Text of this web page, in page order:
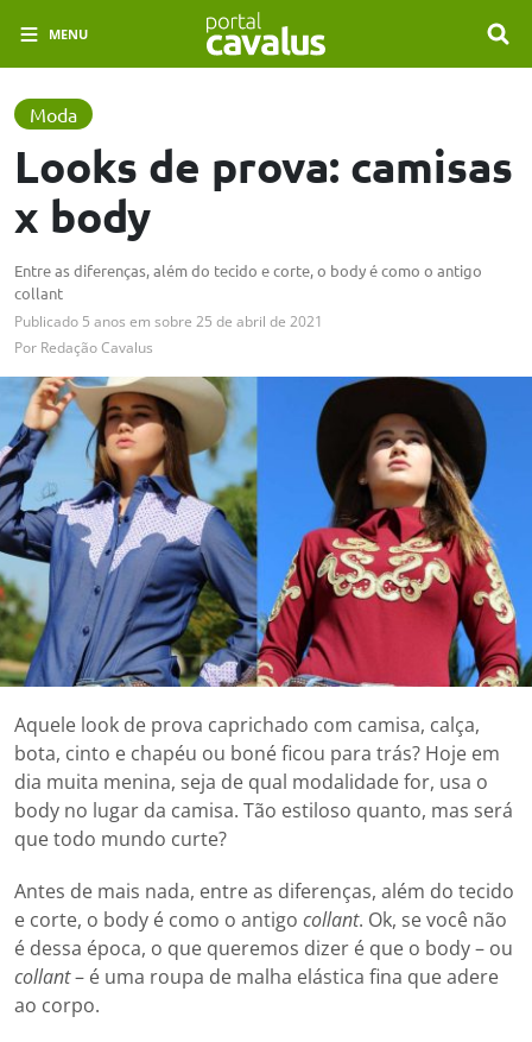
MENU
Moda
Looks de prova: camisas
x body
Entre as diferenças, além do tecido e corte, o body é como o antigo
collant
Publicado 5 anos em sobre 25 de abril de 2021
Por Redação Cavalus
Aquele look de prova caprichado com camisa, calça,
bota, cinto e chapéu ou boné ficou para trás? Hoje em
dia muita menina, seja de qual modalidade for, usa o
body no lugar da camisa. Tão estiloso quanto, mas será
que todo mundo curte?
Antes de mais nada, entre as diferenças, além do tecido
e corte, o body é como o antigo collant. Ok, se você não
é dessa época, o que queremos dizer é que o body – ou
collant– é uma roupa de malha elástica fina que adere
ao corpo.